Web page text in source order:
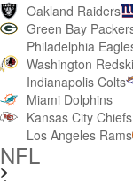
Oakland Raiders
Green Bay
Philadelphia
Washington
Indianapolis Colts
Miami Dolphins
Kansas City Chiefs
Los Angeles Rams
NFL